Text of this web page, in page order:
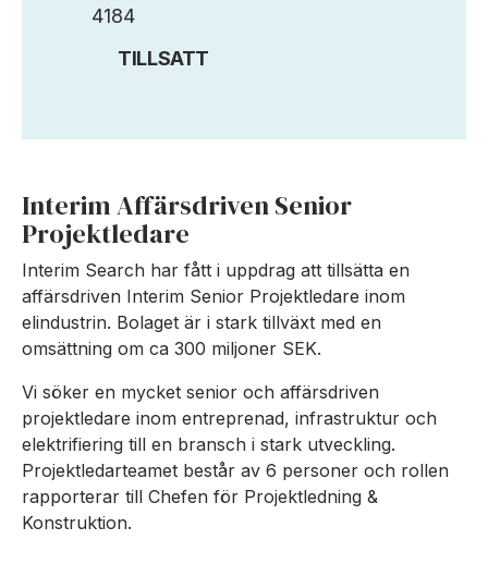
4184
TILLSATT
Interim Affärsdriven Senior
Projektledare
Interim Search har fått i uppdrag att tillsätta en
affärsdriven Interim Senior Projektledare inom
elindustrin. Bolaget är i stark tillväxt med en
omsättning om ca 300 miljoner SEK.
Vi söker en mycket senior och affärsdriven
projektledare inom entreprenad, infrastruktur och
elektrifiering till en bransch i stark utveckling.
Projektledarteamet består av 6 personer och rollen
rapporterar till Chefen för Projektledning &
Konstruktion.